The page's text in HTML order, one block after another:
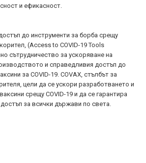
и ефикасност.
до инструменти за борба срещу
(Access to COVID-19 Tools
сътрудничество за ускоряване на
и справедливия достъп до
за COVID-19. COVAX, стълбът за
цели да се ускори разработването и
срещу COVID-19 и да се гарантира
за всички държави по света.